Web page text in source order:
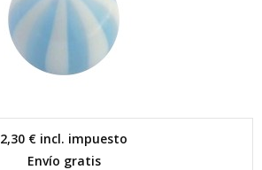
2,30 € incl. impuesto
Envío gratis